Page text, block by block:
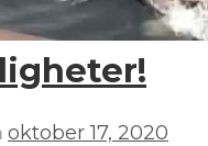
oktober 17, 2020